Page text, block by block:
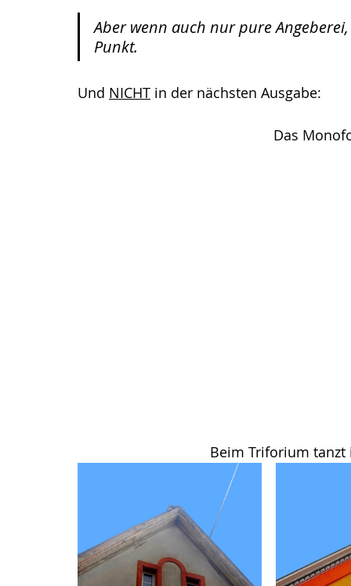
Aber wenn auch nur pure
Punkt.
Und NICHT in der nächsten Ausgabe:
Das
Beim Triforium tanzt